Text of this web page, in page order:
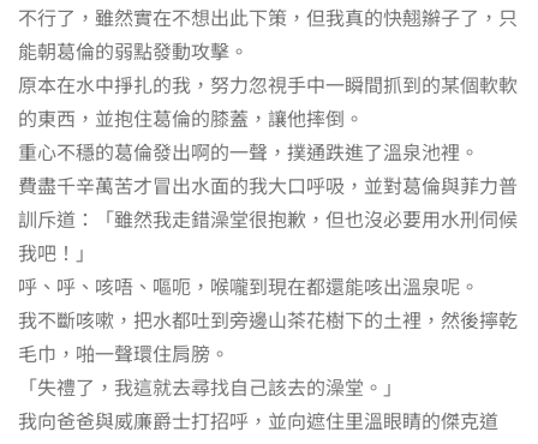
不行了，雖然實在不想出此下策，但我真的快翹辮子了，只
能朝葛倫的弱點發動攻擊。
原本在水中掙扎的我，努力忽視手中一瞬間抓到的某個軟軟
的東西，並抱住葛倫的膝蓋，讓他摔倒。
重心不穩的葛倫發出啊的一聲，撲通跌進了溫泉池裡。
費盡千辛萬苦才冒出水面的我大口呼吸，並對葛倫與菲力普
訓斥道：「雖然我走錯澡堂很抱歉，但也沒必要用水刑伺候
我吧！」
呼、呼、咳唔、嘔呃，喉嚨到現在都還能咳出溫泉呢。
我不斷咳嗽，把水都吐到旁邊山茶花樹下的土裡，然後擰乾
毛巾，啪一聲環住肩膀。
「失禮了，我這就去尋找自己該去的澡堂。」
我向爸爸與威廉爵士打招呼，並向遮住里溫眼睛的傑克道